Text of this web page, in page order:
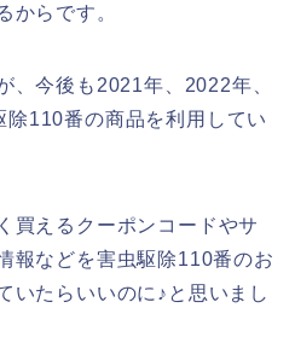
からです。
、今後も2021年、2022年、
110番の商品を利用してい
買えるクーポンコードやサ
報などを害虫駆除110番のお
いたらいいのに♪と思いまし